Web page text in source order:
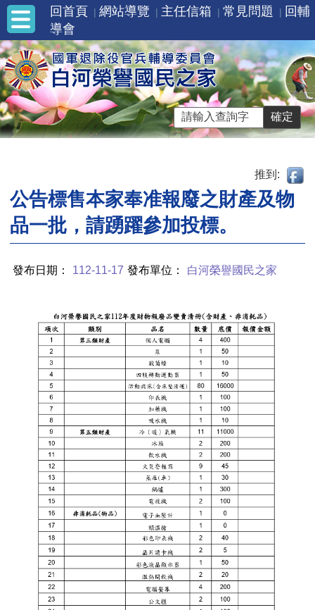
回首頁 網站導覽 主任信箱 常見問題
回輔
導會
推到:
公告標售本家奉准報廢之財產及物
品一批，請踴躍參加投標。
發布日期： 112-11-17 發布單位： 白河榮譽國民之家